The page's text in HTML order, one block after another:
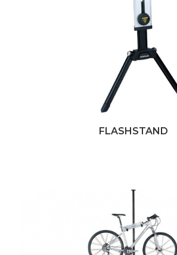
FLASHSTAND